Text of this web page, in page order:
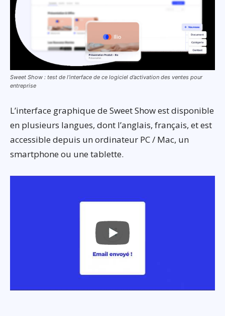
Sweet Show : test de l’interface de ce logiciel d’activation des ventes pour
entreprise
L’interface graphique de Sweet Show est disponible
en plusieurs langues, dont l’anglais, français, et est
accessible depuis un ordinateur PC / Mac, un
smartphone ou une tablette.